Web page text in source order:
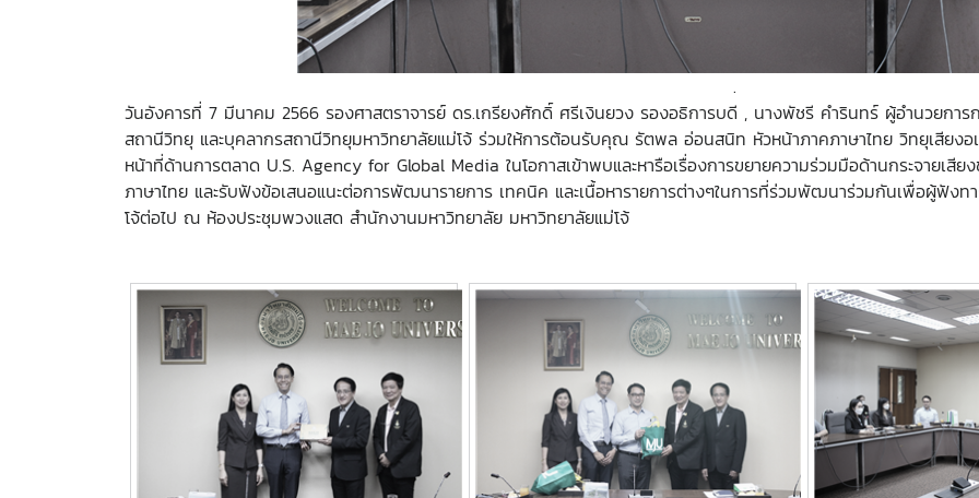
.
วันอังคารที่ 7 มีนาคม 2566 รองศาสตราจารย์ ดร.เกรียงศักดิ์ ศรีเงินยวง รองอธิการบดี , นางพัชรี คำรินทร์ ผู้อำนวยกา
สถานีวิทยุ และบุคลากรสถานีวิทยุมหาวิทยาลัยแม่โจ้ ร่วมให้การต้อนรับคุณ รัตพล อ่อนสนิท หัวหน้าภาคภาษาไทย วิทยุเสียง
หน้าที่ด้านการตลาด U.S. Agency for Global Media ในโอกาสเข้าพบและหารือเรื่องการขยายความร่วมมือด้านกระจายเสี
ภาษาไทย และรับฟังข้อเสนอแนะต่อการพัฒนารายการ เทคนิค และเนื้อหารายการต่างๆในการที่ร่วมพัฒนาร่วมกันเพื่อผู้ฟัง
โจ้ต่อไป ณ ห้องประชุมพวงแสด สำนักงานมหาวิทยาลัย มหาวิทยาลัยแม่โจ้